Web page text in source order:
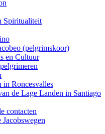
Spiritualiteit
(pelgrimskoor)
en Cultuur
in Roncesvalles
de Lage Landen in Santiago
contacten
Jacobswegen